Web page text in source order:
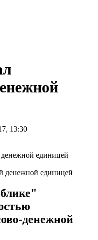
13:30
денежной единицей
денежной